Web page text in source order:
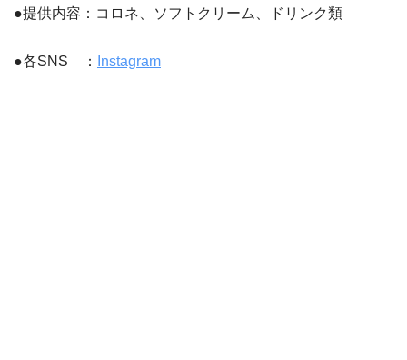
●提供内容：コロネ、ソフトクリーム、ドリンク類
●各SNS ： Instagram